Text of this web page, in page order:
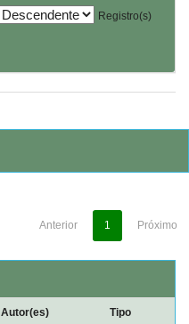
Registro(s)
Anterior 1 Próximo
Autor(es) Tipo